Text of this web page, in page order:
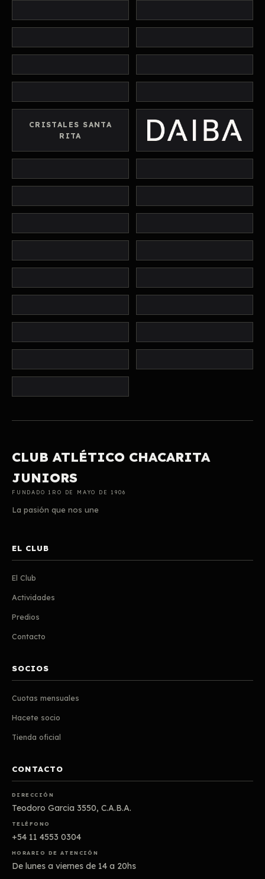
CRISTALES SANTA
RITA
CLUB ATLÉTICO CHACARITA
JUNIORS
FUNDADO 1RO DE MAYO DE 1906
La pasión que nos une
EL CLUB
El Club
Actividades
Predios
Contacto
SOCIOS
Cuotas mensuales
Hacete socio
Tienda oficial
CONTACTO
DIRECCIÓN
Teodoro Garcia 3550, C.A.B.A.
TELÉFONO
+54 11 4553 0304
HORARIO DE ATENCIÓN
De lunes a viernes de 14 a 20hs